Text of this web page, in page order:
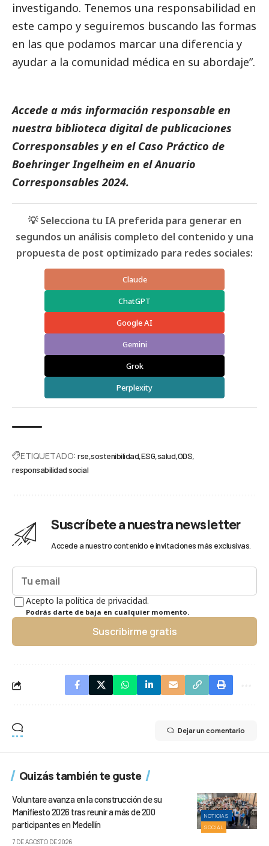
investigando. Tenemos una responsabilidad en
este campo y seguiremos buscando las formas
en las que podamos marcar una diferencia y
ayudar a la comunidad médica en su abordaje”.
Accede a más información responsable en
nuestra biblioteca digital de publicaciones
Corresponsables y en el Caso Práctico de
Boehringer Ingelheim en elAnuario
Corresponsables 2024.
💡 Selecciona tu IA preferida para generar en
segundos un análisis completo del contenido y una
propuesta de post optimizado para redes sociales:
Claude
ChatGPT
Google AI
Gemini
Grok
Perplexity
ETIQUETADO: rse sostenibilidad ESG salud ODS
responsabilidad social
Suscríbete a nuestra newsletter
Accede a nuestro contenido e invitaciones más exclusivas.
Acepto la política de privacidad.
Podrás darte de baja en cualquier momento.
Suscribirme gratis
Dejar un comentario
Quizás también te guste
NOTICIAS
SOCIAL
Voluntare avanza en la construcción de su
Manifiesto 2026 tras reunir a más de 200
participantes en Medellín
7 DE AGOSTO DE 2026